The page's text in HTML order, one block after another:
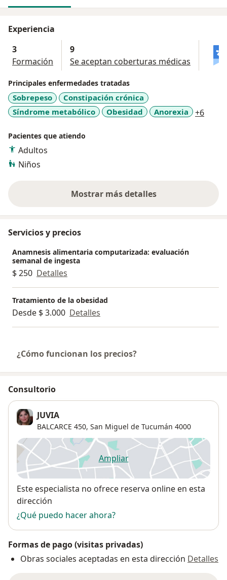
Experiencia
3
Formación
9
Se aceptan coberturas médicas
Principales enfermedades tratadas
Sobrepeso
Constipación crónica
Síndrome metabólico
Obesidad Anorexia +6
Pacientes que atiendo
Adultos
Niños
Mostrar más detalles
sobre la experiencia
Servicios y precios
Anamnesis alimentaria computarizada: evaluación
semanal de ingesta
$ 250 Detalles
Tratamiento de la obesidad
Desde $ 3.000 Detalles
¿Cómo funcionan los precios?
Consultorio
JUVIA
BALCARCE 450, San Miguel de Tucumán 4000
Ampliarse abre en una nueva
Disponibilidad
Este especialista no ofrece reserva online en esta
dirección
¿Qué puedo hacer ahora?
Formas de pago (visitas privadas)
Obras sociales aceptadas en esta dirección Detalles